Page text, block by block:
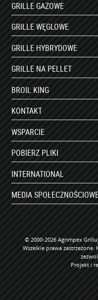
GRILLE GAZOWE
GRILLE WĘGLOWE
GRILLE HYBRYDOWE
GRILLE NA PELLET
BROIL KING
KONTAKT
WSPARCIE
POBIERZ PLIKI
INTERNATIONAL
MEDIA
© 2000-2026 Agrimpex
Wszelkie prawa
Projekt i